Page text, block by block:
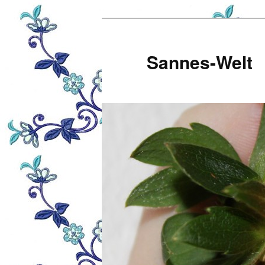
Zum
Inhalt
wechseln
Sannes-Welt